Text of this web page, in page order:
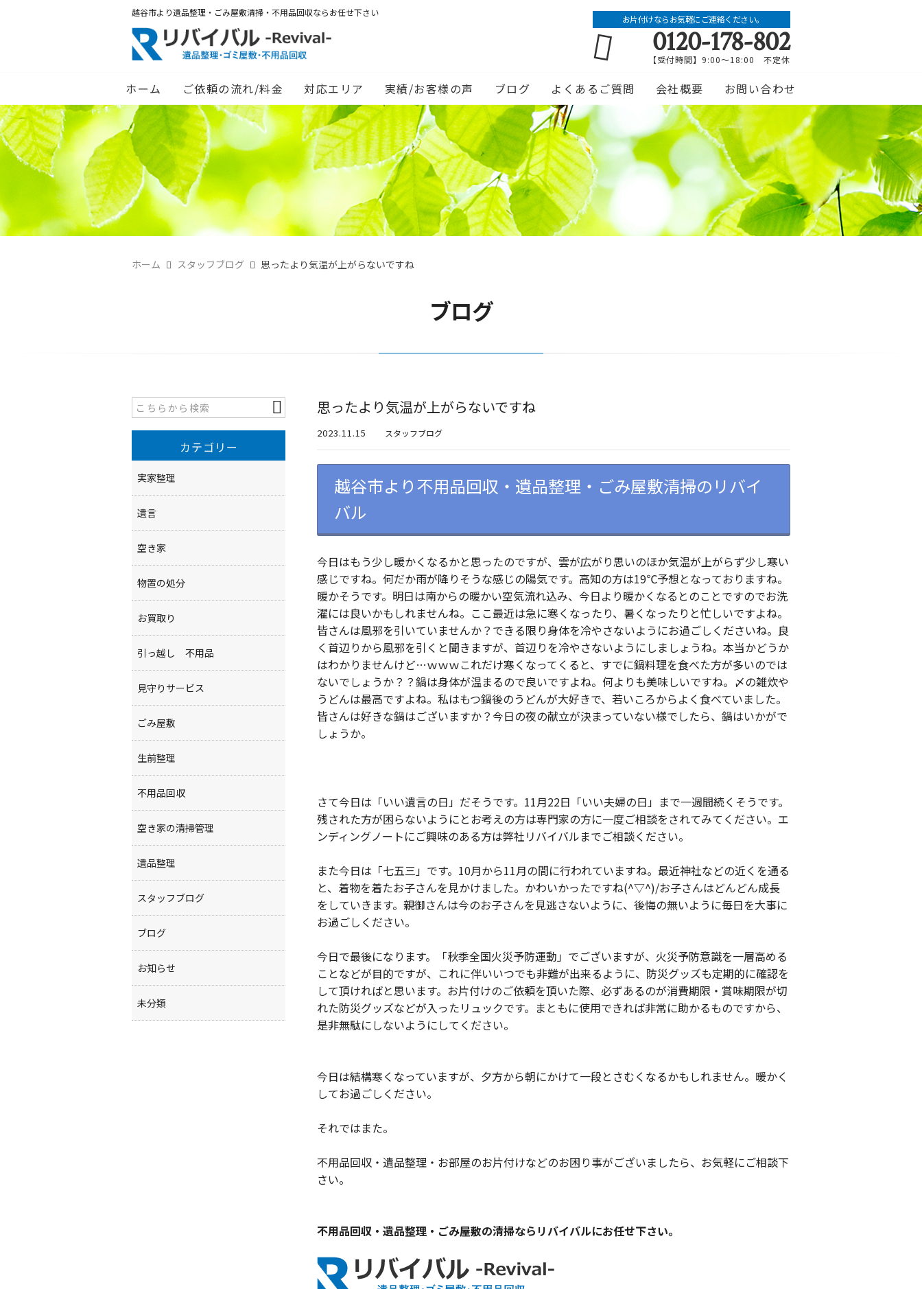
越谷市より遺品整理・ごみ屋敷清掃・不用品回収ならお任せ下さい
お片付けならお気軽にご連絡ください。
0120-178-802
【受付時間】9:00～18:00 不定休
ホーム ご依頼の流れ/料金 対応エリア 実績/お客様の声 ブログ よくあるご質問 会社概要 お問い合わせ
ホーム スタッフブログ 思ったより気温が上がらないですね
ブログ
思ったより気温が上がらないですね
2023.11.15 スタッフブログ
越谷市より不用品回収・遺品整理・ごみ屋敷清掃のリバイ
バル
今日はもう少し暖かくなるかと思ったのですが、雲が広がり思いのほか気温が上がらず少し寒い
感じですね。何だか雨が降りそうな感じの陽気です。高知の方は19℃予想となっておりますね。
暖かそうです。明日は南からの暖かい空気流れ込み、今日より暖かくなるとのことですのでお洗
濯には良いかもしれませんね。ここ最近は急に寒くなったり、暑くなったりと忙しいですよね。
皆さんは風邪を引いていませんか？できる限り身体を冷やさないようにお過ごしくださいね。良
く首辺りから風邪を引くと聞きますが、首辺りを冷やさないようにしましょうね。本当かどうか
はわかりませんけど…ｗｗｗこれだけ寒くなってくると、すでに鍋料理を食べた方が多いのでは
ないでしょうか？？鍋は身体が温まるので良いですよね。何よりも美味しいですね。〆の雑炊や
うどんは最高ですよね。私はもつ鍋後のうどんが大好きで、若いころからよく食べていました。
皆さんは好きな鍋はございますか？今日の夜の献立が決まっていない様でしたら、鍋はいかがで
しょうか。
さて今日は「いい遺言の日」だそうです。11月22日「いい夫婦の日」まで一週間続くそうです。
残された方が困らないようにとお考えの方は専門家の方に一度ご相談をされてみてください。エ
ンディングノートにご興味のある方は弊社リバイバルまでご相談ください。
また今日は「七五三」です。10月から11月の間に行われていますね。最近神社などの近くを通る
と、着物を着たお子さんを見かけました。かわいかったですね(^▽^)/お子さんはどんどん成長
をしていきます。親御さんは今のお子さんを見逃さないように、後悔の無いように毎日を大事に
お過ごしください。
今日で最後になります。「秋季全国火災予防運動」でございますが、火災予防意識を一層高める
ことなどが目的ですが、これに伴いいつでも非難が出来るように、防災グッズも定期的に確認を
して頂ければと思います。お片付けのご依頼を頂いた際、必ずあるのが消費期限・賞味期限が切
れた防災グッズなどが入ったリュックです。まともに使用できれば非常に助かるものですから、
是非無駄にしないようにしてください。
今日は結構寒くなっていますが、夕方から朝にかけて一段とさむくなるかもしれません。暖かく
してお過ごしください。
それではまた。
不用品回収・遺品整理・お部屋のお片付けなどのお困り事がございましたら、お気軽にご相談下
さい。
不用品回収・遺品整理・ごみ屋敷の清掃ならリバイバルにお任せ下さい。
カテゴリー
実家整理
遺言
空き家
物置の処分
お買取り
引っ越し 不用品
見守りサービス
ごみ屋敷
生前整理
不用品回収
空き家の清掃管理
遺品整理
スタッフブログ
ブログ
お知らせ
未分類